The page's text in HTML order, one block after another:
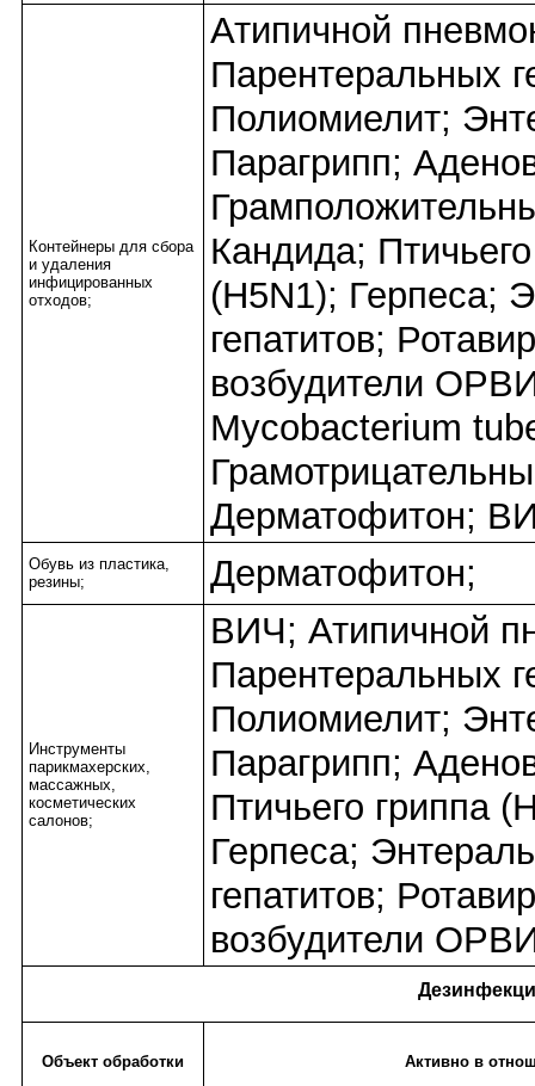
Контейнеры для сбора
и удаления
инфицированных
отходов;
Атипичной
Парентеральных
Полиомиелит;
Парагрипп;
Кандида;
(H5N1); Герпеса;
гепатитов;
возбудители
Mycobacterium
Дерматофитон;
Обувь из пластика,
резины;
Дерматофитон;
Инструменты
парикмахерских,
массажных,
косметических
салонов;
ВИЧ; Атипичной
Парентеральных
Полиомиелит;
Парагрипп;
Птичьего гриппа
Герпеса;
гепатитов;
возбудители
Объект обработки Активно в